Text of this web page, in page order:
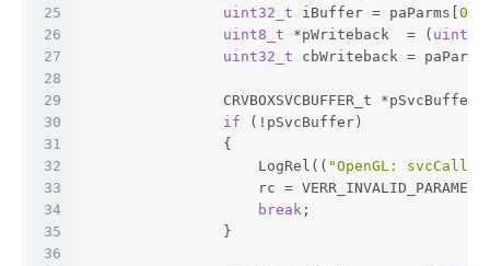
25
26
27
28
29
30
31
32
33
34
35
36
uint32_t iBuffer = paParms[ 0
uint8_t *pWriteback  = (
uint32_t cbWriteback =
CRVBOXSVCBUFFER_t
if (!pSvcBuffer)
                {
                    LogRel((
"OpenGL:
rc =
break ;
                }